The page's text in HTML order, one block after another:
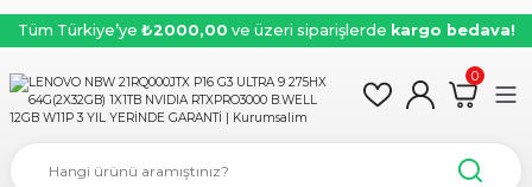
Tüm Türkiye’ye ₺2000,00 ve üzeri siparişlerde kargo bedava!
0